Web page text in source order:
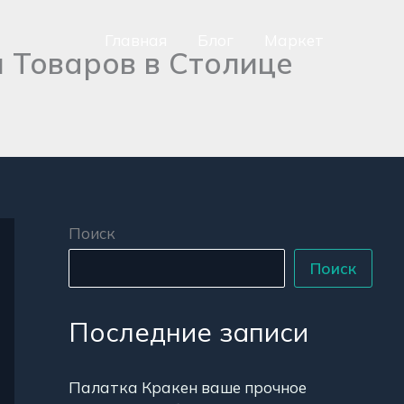
в Столице
Поиск
Поиск
Последние записи
Палатка Кракен ваше прочное